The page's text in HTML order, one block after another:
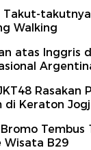
Takut-
Walking
atas Inggris
Rasakan
di Keraton
Tembus
Wisata B29